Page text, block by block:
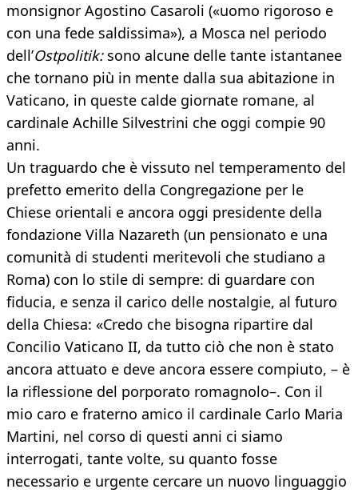
monsignor Agostino Casaroli («uomo rigoroso e
con una fede saldissima»), a Mosca nel periodo
dell’Ostpolitik: sono alcune delle tante istantanee
che tornano più in mente dalla sua abitazione in
Vaticano, in queste calde giornate romane, al
cardinale Achille Silvestrini che oggi compie 90
anni.
Un traguardo che è vissuto nel temperamento del
prefetto emerito della Congregazione per le
Chiese orientali e ancora oggi presidente della
fondazione Villa Nazareth (un pensionato e una
comunità di studenti meritevoli che studiano a
Roma) con lo stile di sempre: di guardare con
fiducia, e senza il carico delle nostalgie, al futuro
della Chiesa: «Credo che bisogna ripartire dal
Concilio Vaticano II, da tutto ciò che non è stato
ancora attuato e deve ancora essere compiuto, – è
la riflessione del porporato romagnolo–. Con il
mio caro e fraterno amico il cardinale Carlo Maria
Martini, nel corso di questi anni ci siamo
interrogati, tante volte, su quanto fosse
necessario e urgente cercare un nuovo linguaggio